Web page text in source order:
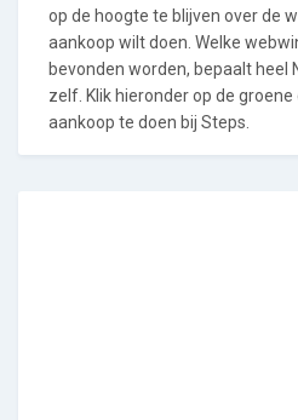
op de hoogte te blijven over de
aankoop wilt doen. Welke
bevonden worden, bepaalt heel
zelf. Klik hieronder op de
aankoop te doen bij Steps.